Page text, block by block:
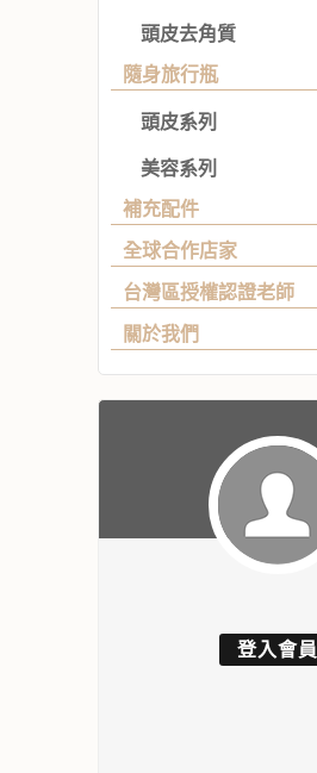
頭皮去角質
隨身旅行瓶
頭皮系列
美容系列
補充配件
全球合作店家
台灣區授權認證老師
關於我們
登入會員